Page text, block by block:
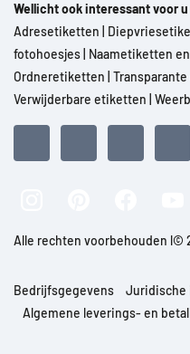
Wellicht ook interessant voor u
Adresetiketten
fotohoesjes Naametiketten
Ordneretiketten
Verwijderbare etiketten
Alle rechten voorbehouden l©
Bedrijfsgegevens Juridische
Algemene leverings- en